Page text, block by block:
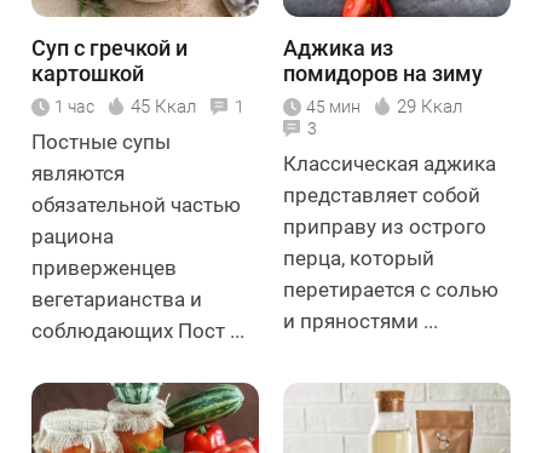
Суп с гречкой и
картошкой
1 час 45 Ккал 1
Постные супы
являются
обязательной частью
рациона
приверженцев
вегетарианства и
соблюдающих Пост ...
Аджика из
помидоров на зиму
45 мин 29 Ккал
3
Классическая аджика
представляет собой
приправу из острого
перца, который
перетирается с солью
и пряностями ...